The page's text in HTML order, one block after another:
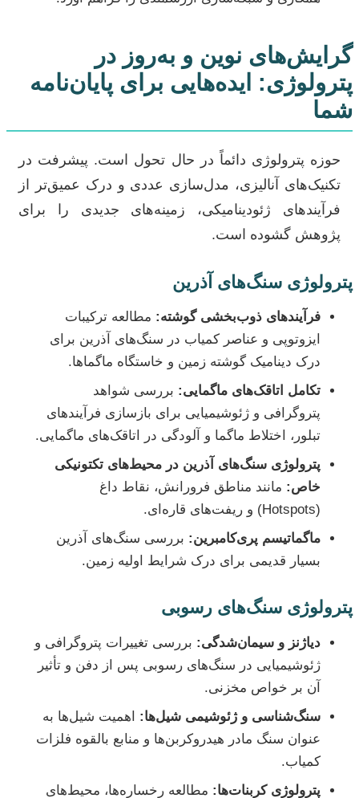
گرایش‌های نوین و به‌روز در
پترولوژی: ایده‌هایی برای پایان‌نامه
شما
حوزه پترولوژی دائماً در حال تحول است. پیشرفت در
تکنیک‌های آنالیزی، مدل‌سازی عددی و درک عمیق‌تر از
فرآیندهای ژئودینامیکی، زمینه‌های جدیدی را برای
پژوهش گشوده است.
پترولوژی سنگ‌های آذرین
فرآیندهای ذوب‌بخشی گوشته: مطالعه ترکیبات
ایزوتوپی و عناصر کمیاب در سنگ‌های آذرین برای
درک دینامیک گوشته زمین و خاستگاه ماگماها.
تکامل اتاقک‌های ماگمایی: بررسی شواهد
پتروگرافی و ژئوشیمیایی برای بازسازی فرآیندهای
تبلور، اختلاط ماگما و آلودگی در اتاقک‌های ماگمایی.
پترولوژی سنگ‌های آذرین در محیط‌های تکتونیکی
خاص: مانند مناطق فرورانش، نقاط داغ
(Hotspots) و ریفت‌های قاره‌ای.
ماگماتیسم پری‌کامبرین: بررسی سنگ‌های آذرین
بسیار قدیمی برای درک شرایط اولیه زمین.
پترولوژی سنگ‌های رسوبی
دیاژنز و سیمان‌شدگی: بررسی تغییرات پتروگرافی و
ژئوشیمیایی در سنگ‌های رسوبی پس از دفن و تأثیر
آن بر خواص مخزنی.
سنگ‌شناسی و ژئوشیمی شیل‌ها: اهمیت شیل‌ها به
عنوان سنگ مادر هیدروکربن‌ها و منابع بالقوه فلزات
کمیاب.
پترولوژی کربنات‌ها: مطالعه رخساره‌ها، محیط‌های